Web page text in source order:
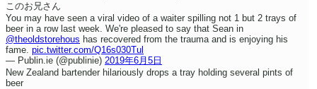
このお兄さん
You may have seen a viral video of a waiter spilling not 1 but 2 trays of
beer in a row last week. We're pleased to say that Sean in
@theoldstorehous has recovered from the trauma and is enjoying his
fame. pic.twitter.com/Q16s030Tul
— Publin.ie (@publinie) 2019年6月5日
New Zealand bartender hilariously drops a tray holding several pints of
beer